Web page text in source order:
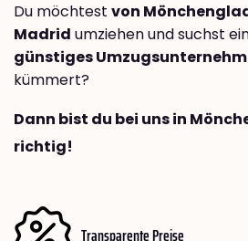
Du möchtest von
Madrid umziehen und suchst
günstiges
kümmert?
Dann bist du bei uns in
richtig!
Transparente Preise